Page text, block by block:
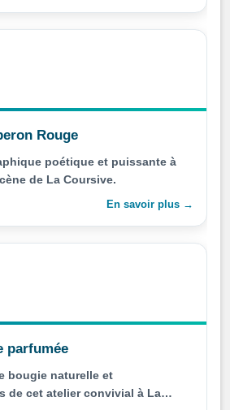
Rouge
poétique et puissante à
de La Coursive.
En savoir plus →
parfumée
bougie naturelle et
de cet atelier convivial à La